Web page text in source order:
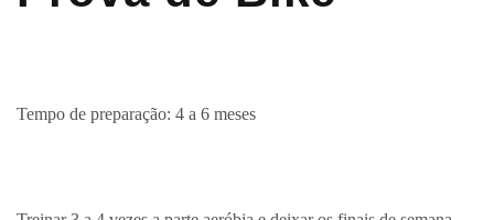
Tempo de preparação: 4 a 6 meses